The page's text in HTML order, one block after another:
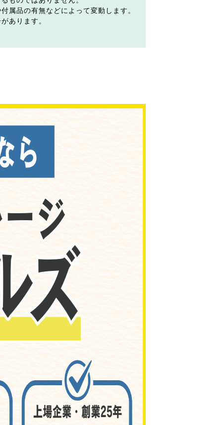
属品の有無などによって変動します。
あります。